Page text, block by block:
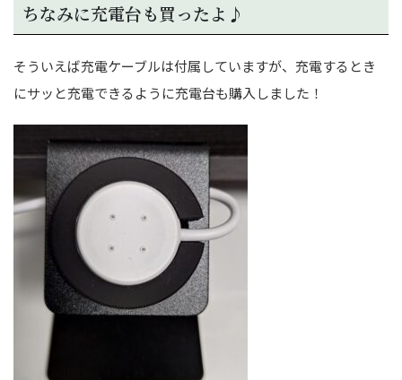
ちなみに充電台も買ったよ♪
そういえば充電ケーブルは付属していますが、充電するとき
にサッと充電できるように充電台も購入しました！